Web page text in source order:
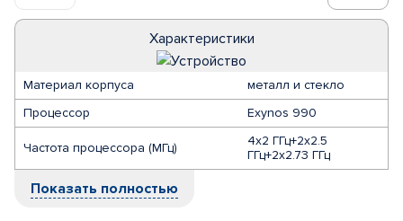
Характеристики
Материал корпуса
металл и стекло
Процессор
Exynos 990
Частота процессора (МГц)
4x2 ГГц+2x2.5
ГГц+2x2.73 ГГц
Показать полностью